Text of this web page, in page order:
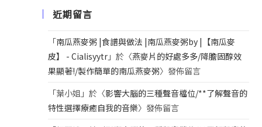
近期留言
「南瓜燕麥粥 |食譜與做法 |南瓜燕麥粥by |【南瓜麥
皮】 - Cialisyytr 」於〈燕麥片的好處多多/降膽固醇效
果顯著!/製作簡單的南瓜燕麥粥〉發佈留言
「葉小姐 」於〈影響大腦的三種聲音檔位/**了解聲音的
特性選擇療癒自我的音樂〉發佈留言